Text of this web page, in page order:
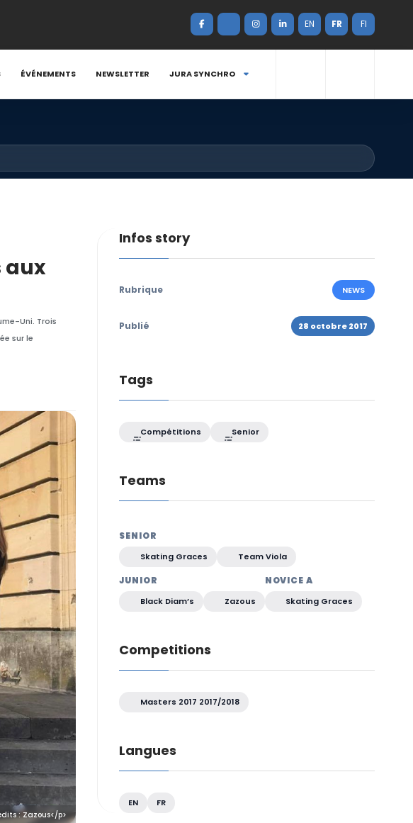
EN FR FI
ÉVÉNEMENTS NEWSLETTER JURA SYNCHRO
aux
Uni. Trois
sur le
: Zazous</p>
Infos story
Rubrique NEWS
Publié 28 octobre 2017
Tags
Compétitions Senior
Teams
SENIOR
Skating Graces Team Viola
JUNIOR
Black Diam’s Zazous
NOVICE A
Skating Graces
Competitions
Masters 2017 2017/2018
Langues
EN FR